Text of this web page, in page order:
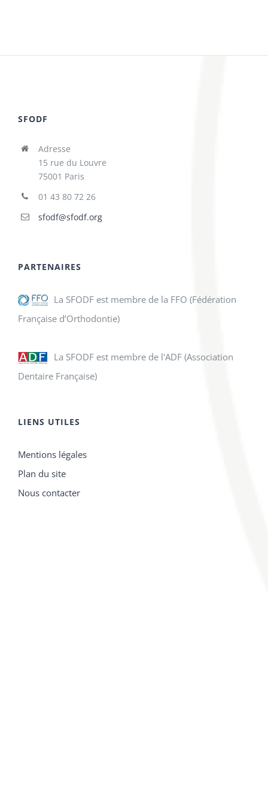
SFODF
Adresse
15 rue du Louvre
75001 Paris
01 43 80 72 26
sfodf@sfodf.org
PARTENAIRES
La SFODF est membre de la FFO (Fédération
Française d’Orthodontie)
La SFODF est membre de l'ADF (Association
Dentaire Française)
LIENS UTILES
Mentions légales
Plan du site
Nous contacter